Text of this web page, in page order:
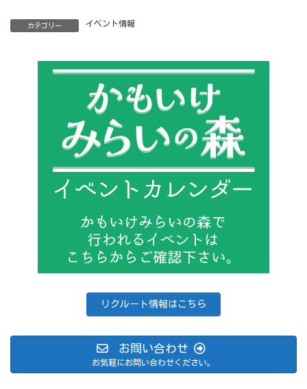
カテゴリー イベント情報
リクルート情報はこちら
お問い合わせ
お気軽にお問い合わせください。